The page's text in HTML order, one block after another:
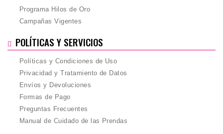
Programa Hilos de Oro
Campañas Vigentes
POLÍTICAS Y SERVICIOS
Políticas y Condiciones de Uso
Privacidad y Tratamiento de Datos
Envíos y Devoluciones
Formas de Pago
Preguntas Frecuentes
Manual de Cuidado de las Prendas